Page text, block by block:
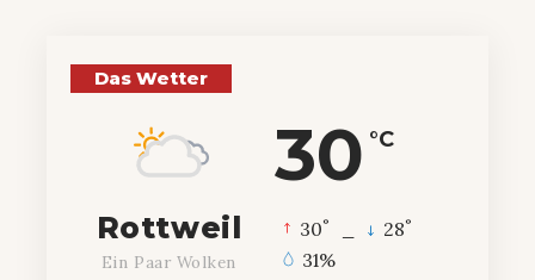
Das Wetter
30 °C
Rottweil
Ein Paar Wolken
30° 28°
31%